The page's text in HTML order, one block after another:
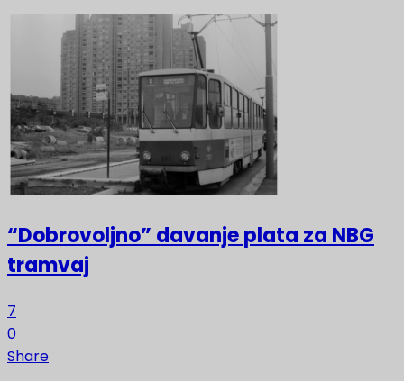
“Dobrovoljno” davanje plata za NBG
tramvaj
7
0
Share